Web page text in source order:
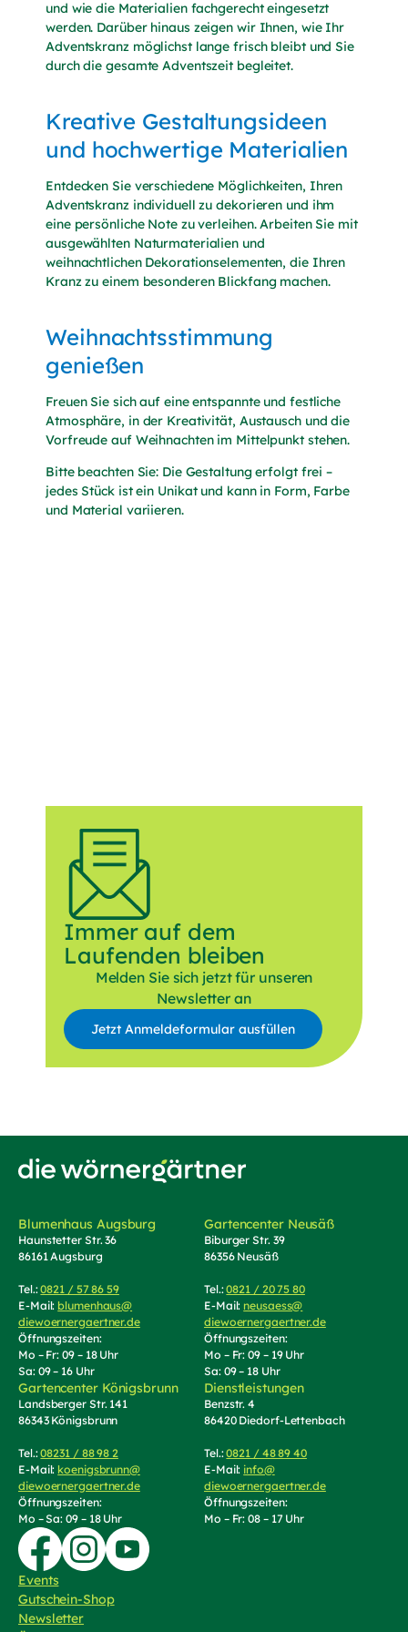
und wie die Materialien fachgerecht eingesetzt
werden. Darüber hinaus zeigen wir Ihnen, wie Ihr
Adventskranz möglichst lange frisch bleibt und Sie
durch die gesamte Adventszeit begleitet.
Kreative Gestaltungsideen
und hochwertige Materialien
Entdecken Sie verschiedene Möglichkeiten, Ihren
Adventskranz individuell zu dekorieren und ihm
eine persönliche Note zu verleihen. Arbeiten Sie mit
ausgewählten Naturmaterialien und
weihnachtlichen Dekorationselementen, die Ihren
Kranz zu einem besonderen Blickfang machen.
Weihnachtsstimmung
genießen
Freuen Sie sich auf eine entspannte und festliche
Atmosphäre, in der Kreativität, Austausch und die
Vorfreude auf Weihnachten im Mittelpunkt stehen.
Bitte beachten Sie: Die Gestaltung erfolgt frei –
jedes Stück ist ein Unikat und kann in Form, Farbe
und Material variieren.
Immer auf dem
Laufenden bleiben
Melden Sie sich jetzt für unseren
Newsletter an
Jetzt Anmeldeformular ausfüllen
Anrede
Nachname
Mich interessieren Themen*
als Privatkunde
als Geschäftskunde
* Pflichtfelder
Ich willige ein, von der Herbert Wörner
Gärtnerei GmbH regelmäßig per E-Mail über
Produkte, Dienstleistungen, Angebote und
beginnt erst nach Bestätigung meiner E-Mail-
Adresse (Double-Opt-In). Ich kann diese
Einwilligung jederzeit mit Wirkung für die
Zukunft über den Abmeldelink in jeder E-Mail
widerrufen.
Hinweis:
Der 10€-Gutschein gilt nur für Privatkunden;
erforderlich; der Gutschein wird nach erfolgreicher
Bestätigung der E-Mail-Adresse versendet. Der
Zur Startseite von Die Wörnergärtner
Zur Facebook-Seite von Die Wörnergärtner
Zur Instagram-Seite von die Wörnergärtner
Zum YouTube-Kanal von Die Wörnergärtner
Events
Gutschein-Shop(externer Link, öffnet in neuem Tab)
Newsletter
Blumenhaus Augsburg
Haunstetter Str. 36
86161 Augsburg
Tel.:0821 / 57 86 59(Telefonnummer anrufen)
E-Mail:blumenhaus@
diewoernergaertner.de(E-Mail schreiben, öffnet Mail-Programm)
Öffnungszeiten:
Mo – Fr: 09 – 18 Uhr
Sa: 09 – 16 Uhr
Gartencenter Neusäß
Biburger Str. 39
86356 Neusäß
Tel.:0821 / 20 75 80(Telefonnummer
E-Mail:neusaess@
diewoernergaertner.de(E-Mail
Öffnungszeiten:
Mo – Fr: 09 – 19 Uhr
Sa: 09 – 18 Uhr
Gartencenter Königsbrunn
Landsberger Str. 141
86343 Königsbrunn
Tel.:08231 / 88 98 2 (Telefonnummer anrufen)
E-Mail:koenigsbrunn@
diewoernergaertner.de(E-Mail schreiben, öffnet Mail-Programm)
Öffnungszeiten:
Mo – Sa: 09 – 18 Uhr
Dienstleistungen
Benzstr. 4
86420 Diedorf-Lettenbach
Tel.:0821 / 48 89 40(Telefonnummer
E-Mail: info@
diewoernergaertner.de(E-Mail
Öffnungszeiten:
Mo – Fr: 08 – 17 Uhr